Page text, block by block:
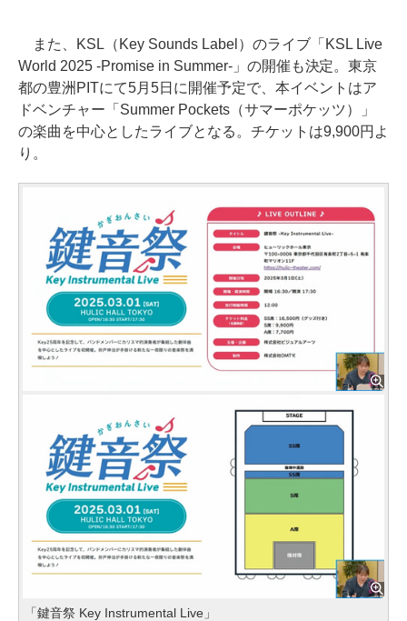
また、KSL（Key Sounds Label）のライブ「KSL Live
World 2025 -Promise in Summer-」の開催も決定。東京
都の豊洲PITにて5月5日に開催予定で、本イベントはア
ドベンチャー「Summer Pockets（サマーポケッツ）」
の楽曲を中心としたライブとなる。チケットは9,900円よ
り。
「鍵音祭 Key Instrumental Live」